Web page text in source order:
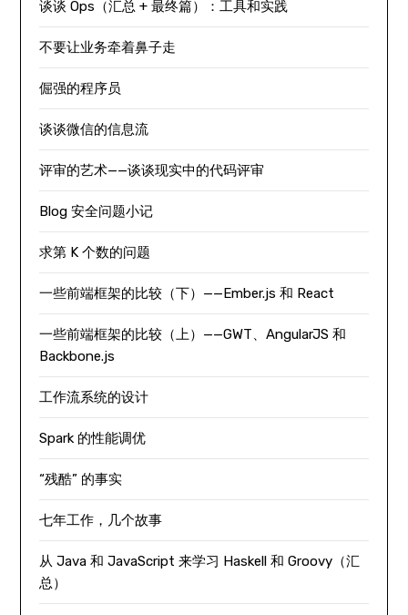
谈谈 Ops（汇总 + 最终篇）：工具和实践
不要让业务牵着鼻子走
倔强的程序员
谈谈微信的信息流
评审的艺术——谈谈现实中的代码评审
Blog 安全问题小记
求第 K 个数的问题
一些前端框架的比较（下）——Ember.js 和 React
一些前端框架的比较（上）——GWT、AngularJS 和
Backbone.js
工作流系统的设计
Spark 的性能调优
“残酷” 的事实
七年工作，几个故事
从 Java 和 JavaScript 来学习 Haskell 和 Groovy（汇
总）